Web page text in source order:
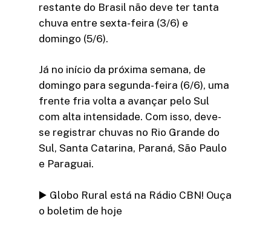
restante do Brasil não deve ter tanta
chuva entre sexta-feira (3/6) e
domingo (5/6).
Já no início da próxima semana, de
domingo para segunda-feira (6/6), uma
frente fria volta a avançar pelo Sul
com alta intensidade. Com isso, deve-
se registrar chuvas no Rio Grande do
Sul, Santa Catarina, Paraná, São Paulo
e Paraguai.
▶️ Globo Rural está na Rádio CBN! Ouça
o boletim de hoje